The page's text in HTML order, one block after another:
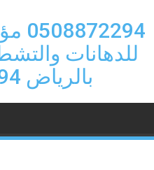
contentللدهانات
بالرياض 0508872294